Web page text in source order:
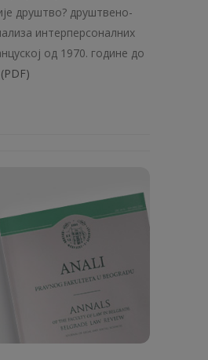
друштво? друштвено-
интерперсоналних
од 1970. године до
(PDF)